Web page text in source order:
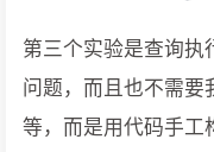
第三个实验是查询执
问题，而且也不需要
等，而是用代码手工